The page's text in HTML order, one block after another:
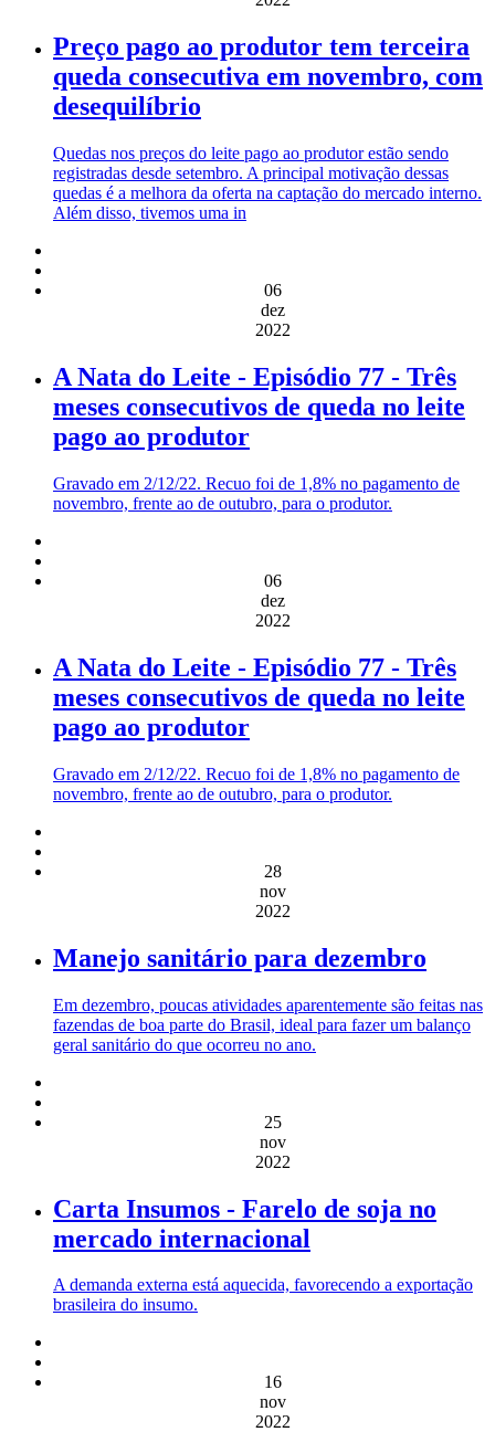
Preço pago ao produtor tem terceira
queda consecutiva em novembro, com
desequilíbrio
Quedas nos preços do leite pago ao produtor estão sendo
registradas desde setembro. A principal motivação dessas
quedas é a melhora da oferta na captação do mercado interno.
Além disso, tivemos uma in
06
dez
2022
A Nata do Leite - Episódio 77 - Três
meses consecutivos de queda no leite
pago ao produtor
Gravado em 2/12/22. Recuo foi de 1,8% no pagamento de
novembro, frente ao de outubro, para o produtor.
06
dez
2022
A Nata do Leite - Episódio 77 - Três
meses consecutivos de queda no leite
pago ao produtor
Gravado em 2/12/22. Recuo foi de 1,8% no pagamento de
novembro, frente ao de outubro, para o produtor.
28
nov
2022
Manejo sanitário para dezembro
Em dezembro, poucas atividades aparentemente são feitas nas
fazendas de boa parte do Brasil, ideal para fazer um balanço
geral sanitário do que ocorreu no ano.
25
nov
2022
Carta Insumos - Farelo de soja no
mercado internacional
A demanda externa está aquecida, favorecendo a exportação
brasileira do insumo.
16
nov
2022